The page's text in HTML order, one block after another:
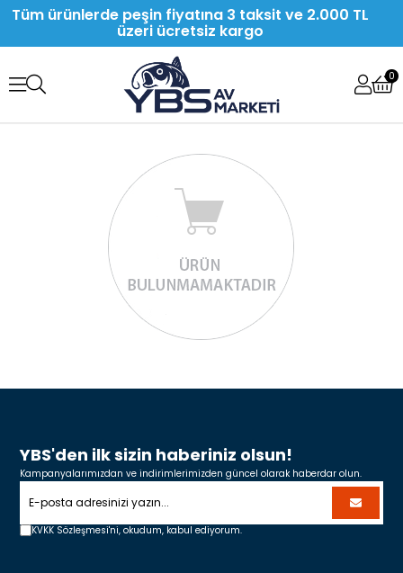
Tüm ürünlerde peşin fiyatına 3 taksit ve 2.000 TL
üzeri ücretsiz kargo
0
YBS'den ilk sizin haberiniz olsun!
Kampanyalarımızdan ve indirimlerimizden güncel olarak haberdar olun.
KVKK Sözleşmesi'ni, okudum, kabul ediyorum.